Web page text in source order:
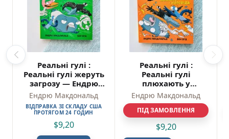
Реальні гулі :
Реальні гулі жеруть
загрозу — Ендрю
Макдональд
Ендрю Макдональд
ВІДПРАВКА ЗІ СКЛАДУ США
ПРОТЯГОМ 24 ГОДИН
$9,20
Реальні гулі :
Реальні гулі
плюхають у
відповідь — Ендрю
Макдональд
Ендрю Макдональд
ПІД ЗАМОВЛЕННЯ
$9,20